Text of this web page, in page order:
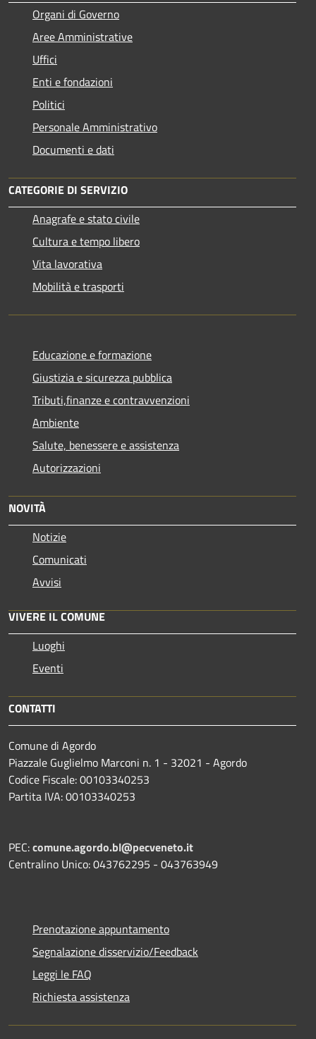
Organi di Governo
Aree Amministrative
Uffici
Enti e fondazioni
Politici
Personale Amministrativo
Documenti e dati
CATEGORIE DI SERVIZIO
Anagrafe e stato civile
Cultura e tempo libero
Vita lavorativa
Mobilità e trasporti
Educazione e formazione
Giustizia e sicurezza pubblica
Tributi,finanze e contravvenzioni
Ambiente
Salute, benessere e assistenza
Autorizzazioni
NOVITÀ
Notizie
Comunicati
Avvisi
VIVERE IL COMUNE
Luoghi
Eventi
CONTATTI
Comune di Agordo
Piazzale Guglielmo Marconi n. 1 - 32021 - Agordo
Codice Fiscale: 00103340253
Partita IVA: 00103340253
PEC:comune.agordo.bl@pecveneto.it
Centralino Unico: 043762295 - 043763949
Prenotazione appuntamento
Segnalazione disservizio/Feedback
Leggi le FAQ
Richiesta assistenza